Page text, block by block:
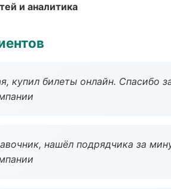
и аналитика
купил билеты онлайн. Спасибо
нашёл подрядчика за